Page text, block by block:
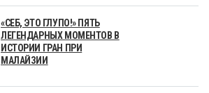
«СЕБ, ЭТО ГЛУПО!» ПЯТЬ
ЛЕГЕНДАРНЫХ МОМЕНТОВ В
ИСТОРИИ ГРАН ПРИ
МАЛАЙЗИИ